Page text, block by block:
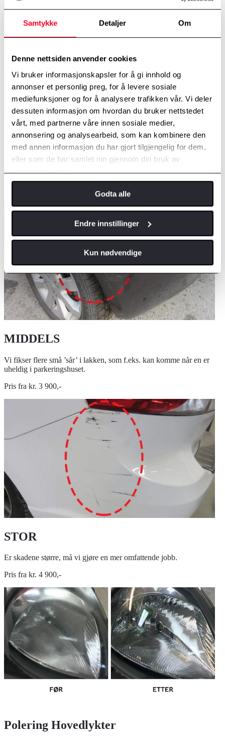
Samtykke Detaljer Om
Denne nettsiden anvender cookies
Vi bruker informasjonskapsler for å gi innhold og
annonser et personlig preg, for å levere sosiale
mediefunksjoner og for å analysere trafikken vår. Vi deler
dessuten informasjon om hvordan du bruker nettstedet
vårt, med partnerne våre innen sosiale medier,
annonsering og analysearbeid, som kan kombinere den
med annen informasjon du har gjort tilgjengelig for dem,
eller som de har samlet inn gjennom din bruk av
tjenestene deres.
Godta alle
Endre innstillinger
Kun nødvendige
LITEN
Vi kan reparere mindre lakkskader på bilen, uten tidkrevende og
kostbare prosesser som kreves for å lakkere hele siden. Det er raskt,
enkelt og rimelig.
MIDDELS
Vi fikser flere små ’sår’ i lakken, som f.eks. kan komme når en er
uheldig i parkeringshuset.
Pris fra kr. 3 900,-
STOR
Er skadene større, må vi gjøre en mer omfattende jobb.
Pris fra kr. 4 900,-
Polering Hovedlykter